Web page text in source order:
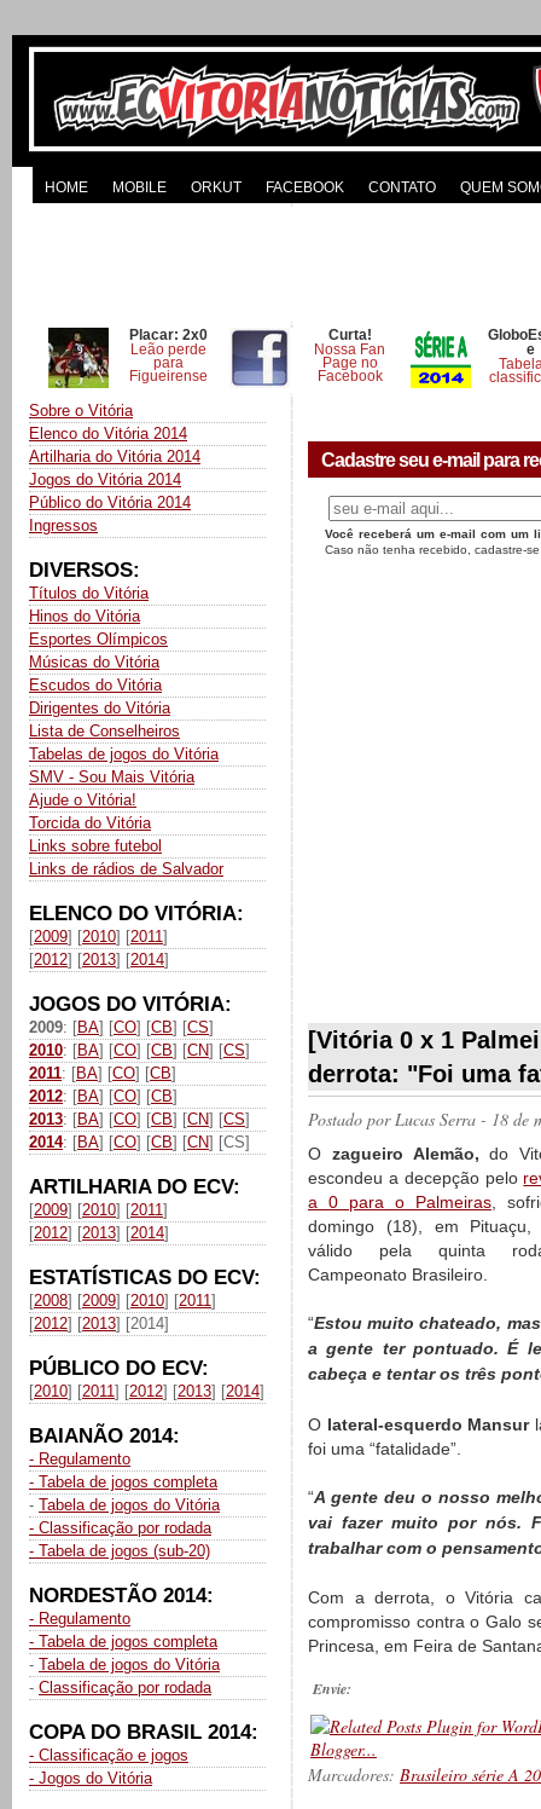
HOME MOBILE ORKUT FACEBOOK CONTATO QUEM
Placar: 2x0
Leão perde
para
Figueirense
Curta!
Nossa Fan
Page no
Facebook
e
Sobre o Vitória
Elenco do Vitória 2014
Artilharia do Vitória 2014
Jogos do Vitória 2014
Público do Vitória 2014
Ingressos
DIVERSOS:
Títulos do Vitória
Hinos do Vitória
Esportes Olímpicos
Músicas do Vitória
Escudos do Vitória
Dirigentes do Vitória
Lista de Conselheiros
Tabelas de jogos do Vitória
SMV - Sou Mais Vitória
Ajude o Vitória!
Torcida do Vitória
Links sobre futebol
Links de rádios de Salvador
ELENCO DO VITÓRIA:
[2009] [2010] [2011]
[2012] [2013] [2014]
JOGOS DO VITÓRIA:
2009: [BA] [CO] [CB] [CS]
2010: [BA] [CO] [CB] [CN] [CS]
2011: [BA] [CO] [CB]
2012: [BA] [CO] [CB]
2013: [BA] [CO] [CB] [CN] [CS]
2014: [BA] [CO] [CB] [CN] [CS]
ARTILHARIA DO ECV:
[2009] [2010] [2011]
[2012] [2013] [2014]
ESTATÍSTICAS DO ECV:
[2008] [2009] [2010] [2011]
[2012] [2013] [2014]
PÚBLICO DO ECV:
[2010] [2011] [2012] [2013] [2014]
BAIANÃO 2014:
- Regulamento
- Tabela de jogos completa
- Tabela de jogos do Vitória
- Classificação por rodada
- Tabela de jogos (sub-20)
NORDESTÃO 2014:
- Regulamento
- Tabela de jogos completa
- Tabela de jogos do Vitória
- Classificação por rodada
COPA DO BRASIL 2014:
- Classificação e jogos
- Jogos do Vitória
Cadastre seu e-mail para
Você receberá um e-mail com um
Caso não tenha recebido, cadastre-
[Vitória 0 x 1
derrota: "Foi uma
Postado porLucas Serra - 18 de
O zagueiro Alemão, do
escondeu a decepção pelo
a 0 para o Palmeiras,
domingo (18), em
válido pela quinta
Campeonato Brasileiro.
“Estou muito chateado,
a gente ter pontuado. É
cabeça e tentar os três
O lateral-esquerdo Mansur
foi uma “fatalidade”.
“A gente deu o nosso
vai fazer muito por nós.
trabalhar com o
Com a derrota, o Vitória
compromisso contra o Galo
Princesa, em Feira de
Envie:
Marcadores: Brasileiro série A